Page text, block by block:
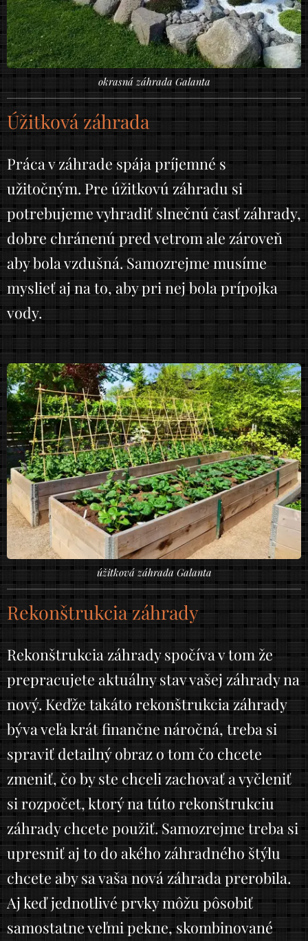
okrasná záhrada Galanta
Úžitková záhrada
Práca v záhrade spája príjemné s
užitočným. Pre úžitkovú záhradu si
potrebujeme vyhradiť slnečnú časť záhrady,
dobre chránenú pred vetrom ale zároveň
aby bola vzdušná. Samozrejme musíme
myslieť aj na to, aby pri nej bola prípojka
vody.
úžitková záhrada Galanta
Rekonštrukcia záhrady
Rekonštrukcia záhrady spočíva v tom že
prepracujete aktuálny stav vašej záhrady na
nový. Keďže takáto rekonštrukcia záhrady
býva veľa krát finančne náročná, treba si
spraviť detailný obraz o tom čo chcete
zmeniť, čo by ste chceli zachovať a vyčleniť
si rozpočet, ktorý na túto rekonštrukciu
záhrady chcete použiť. Samozrejme treba si
upresniť aj to do akého záhradného štýlu
chcete aby sa vaša nová záhrada prerobila.
Aj keď jednotlivé prvky môžu pôsobiť
samostatne veľmi pekne, skombinované